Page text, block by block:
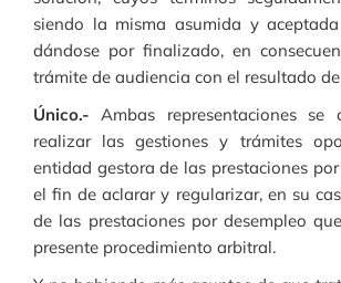
siendo la misma asumida y
dándose por finalizado, en
trámite de audiencia con el resultado de
Único.- Ambas representaciones se
realizar las gestiones y trámites
entidad gestora de las prestaciones
el fin de aclarar y regularizar, en su
de las prestaciones por desempleo
presente procedimiento arbitral.